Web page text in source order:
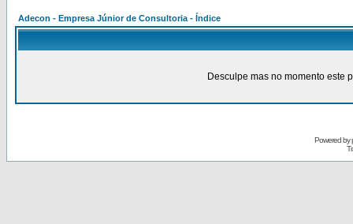
Adecon - Empresa Júnior de Consultoria - Índice
Desculpe mas no momento este
Powered by